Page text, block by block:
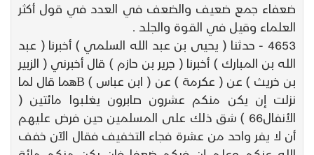
ضعفاء جمع ضعيف والضعف في العدد في قول أكثر
العلماء وقيل في القوة والجلد .
4653 - حدثنا ( يحيى بن عبد الله السلمي ) أخبرنا ( عبد
الله بن المبارك ) أخبرنا ( جرير بن حازم ) قال أخبرني ( الزبير
بن خريث ) عن ( عكرمة ) عن ( ابن عباس ) Bهما قال لما
نزلت إن يكن منكم عشرون صابرون يغلبوا مائتين (
الأنفال66 ) شق ذلك على المسلمين حين فرض عليهم
أن لا يفر واحد من عشرة فجاء التخفيف فقال الآن خفف